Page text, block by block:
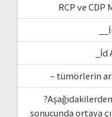
RCP ve
– tümörlerin
sonucunda ortaya